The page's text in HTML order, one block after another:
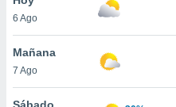
en
más
nuestra
6 Ago
Mañana
7 Ago
Sábado